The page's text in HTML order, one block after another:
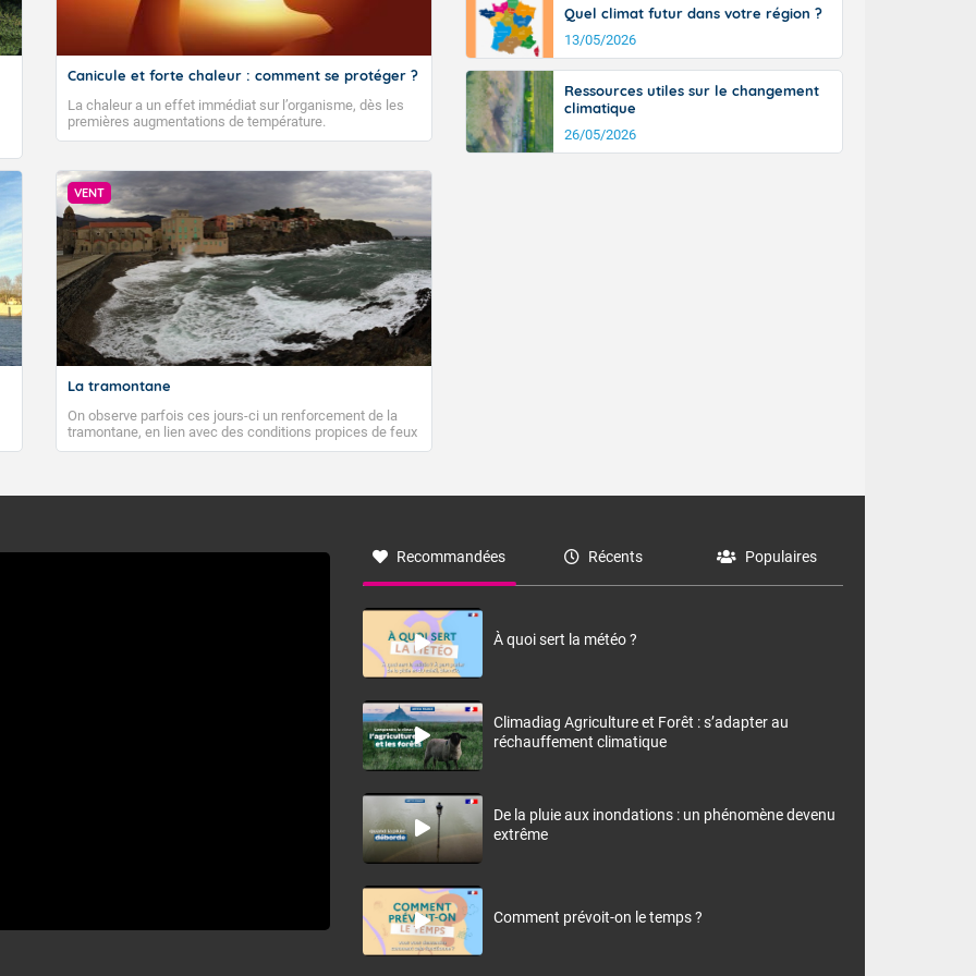
Canicule et forte chaleur : comment se protéger ?
La chaleur a un effet immédiat sur l’organisme, dès les
premières augmentations de température.
VENT
La tramontane
On observe parfois ces jours-ci un renforcement de la
tramontane, en lien avec des conditions propices de feux
de forêt. Mais qu'est-ce que la tramontane ? Quelles sont
à nord-ouest, dans un secteur qui part du Roussillon à la
monts, en allusion aux régions montagneuses d’où
Quel climat futur dans votre région ?
13/05/2026
Ressources utiles sur le changement
climatique
26/05/2026
Recommandées Récents Populaires
À quoi sert la météo ?
Climadiag Agriculture et Forêt : s’adapter au
réchauffement climatique
De la pluie aux inondations : un phénomène devenu
extrême
Comment prévoit-on le temps ?